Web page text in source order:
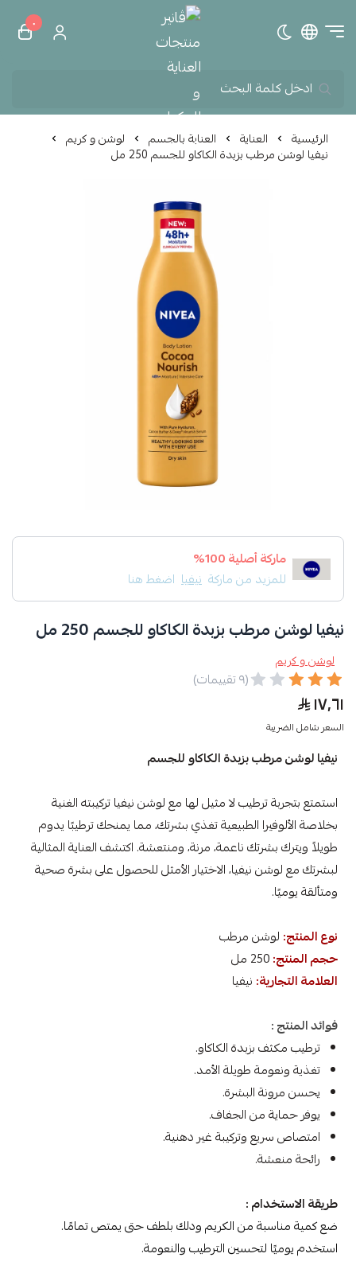
تبديل الوضع الداكنڤانير منتجات العناية و
٠
الرئيسية العناية العناية بالجسم لوشن و كريم
نيفيا لوشن مرطب بزبدة الكاكاو للجسم 250 مل
ماركة أصلية 100%
للمزيد من ماركة نيفيا اضغط هنا
نيفيا لوشن مرطب بزبدة الكاكاو للجسم 250 مل
لوشن و كريم
(٩ تقييمات)
١٧٫٦١
السعر شامل الضريبة
نيفيا لوشن مرطب بزبدة الكاكاو للجسم
استمتع بتجربة ترطيب لا مثيل لها مع لوشن نيفيا تركيبته الغنية
بخلاصة الألوفيرا الطبيعية تغذي بشرتك، مما يمنحك ترطيبًا يدوم
طويلاً ويترك بشرتك ناعمة، مرنة، ومنتعشة. اكتشف العناية المثالية
لبشرتك مع لوشن نيفيا، الاختيار الأمثل للحصول على بشرة صحية
ومتألقة يوميًا.
نوع المنتج: لوشن مرطب
حجم المنتج:250 مل
العلامة التجارية: نيفيا
فوائد المنتج :
ترطيب مكثف بزبدة الكاكاو.
تغذية ونعومة طويلة الأمد.
يحسن مرونة البشرة.
يوفر حماية من الجفاف.
امتصاص سريع وتركيبة غير دهنية.
رائحة منعشة.
طريقة الاستخدام :
ضع كمية مناسبة من الكريم ودلك بلطف حتى يمتص تمامًا.
استخدم يوميًا لتحسين الترطيب والنعومة.